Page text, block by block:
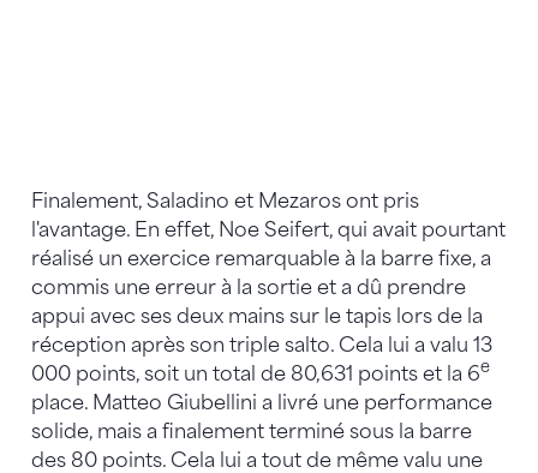
Finalement, Saladino et Mezaros ont pris
l'avantage. En effet, Noe Seifert, qui avait pourtant
réalisé un exercice remarquable à la barre fixe, a
commis une erreur à la sortie et a dû prendre
appui avec ses deux mains sur le tapis lors de la
réception après son triple salto. Cela lui a valu 13
000 points, soit un total de 80,631 points et la 6e
place. Matteo Giubellini a livré une performance
solide, mais a finalement terminé sous la barre
des 80 points. Cela lui a tout de même valu une